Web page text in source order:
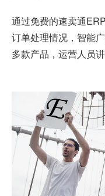
通过免费的速卖通
订单处理情况，智能
多款产品，运营人员